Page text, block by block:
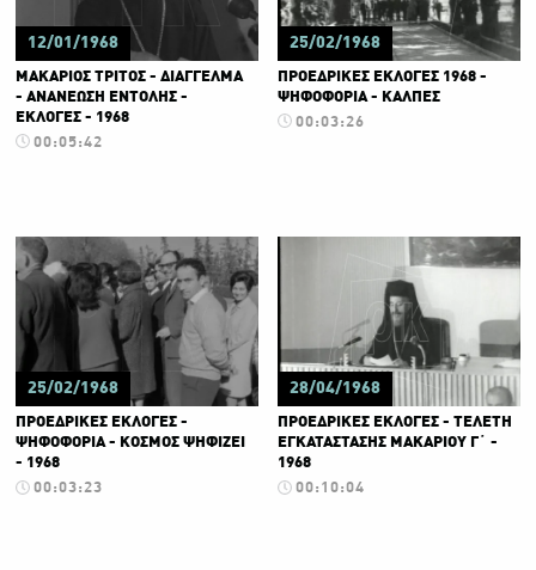
12/01/1968
ΜΑΚΑΡΙΟΣ ΤΡΙΤΟΣ - ΔΙΑΓΓΕΛΜΑ
- ΑΝΑΝΕΩΣΗ ΕΝΤΟΛΗΣ -
ΕΚΛΟΓΕΣ - 1968
00:05:42
25/02/1968
ΠΡΟΕΔΡΙΚΕΣ ΕΚΛΟΓΕΣ 1968 -
ΨΗΦΟΦΟΡΙΑ - ΚΑΛΠΕΣ
00:03:26
25/02/1968
ΠΡΟΕΔΡΙΚΕΣ ΕΚΛΟΓΕΣ -
ΨΗΦΟΦΟΡΙΑ - ΚΟΣΜΟΣ ΨΗΦΙΖΕΙ
- 1968
00:03:23
28/04/1968
ΠΡΟΕΔΡΙΚΕΣ ΕΚΛΟΓΕΣ - ΤΕΛΕΤΗ
ΕΓΚΑΤΑΣΤΑΣΗΣ ΜΑΚΑΡΙΟΥ Γ΄ -
1968
00:10:04